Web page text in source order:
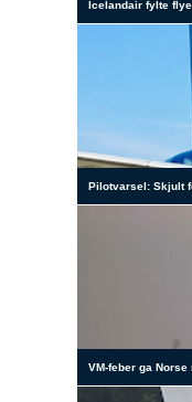
Icelandair fylte
Pilotvarsel: Skjult
VM-feber ga